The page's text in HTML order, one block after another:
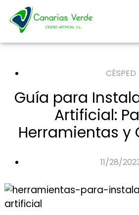
CÉSPED
Guía para
Artificial:
Herramientas y
11/28/